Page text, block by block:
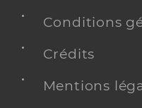
Conditions
Crédits
Mentions